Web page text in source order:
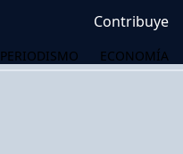
Contribuye
PERIODISMO ECONOMÍA